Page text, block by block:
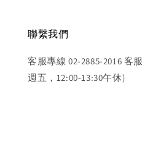
聯繫我們
客服專線 02-2885-2016 客
週五，12:00-13:30午休)